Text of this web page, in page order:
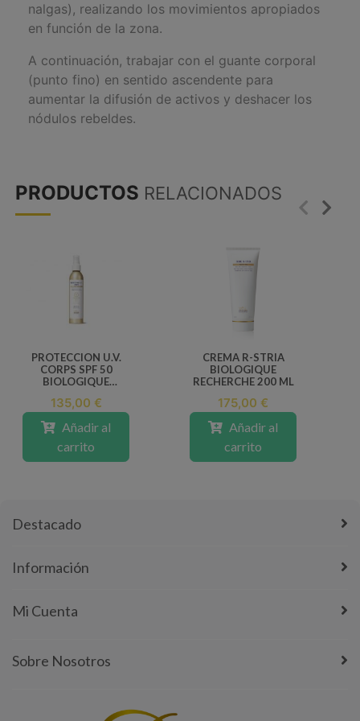
nalgas), realizando los movimientos apropiados
en función de la zona.
A continuación, trabajar con el guante corporal
(punto fino) en sentido ascendente para
aumentar la difusión de activos y deshacer los
nódulos rebeldes.
PRODUCTOS RELACIONADOS
PROTECCION U.V.
CORPS SPF 50
BIOLOGIQUE
135,00 €
Añadir al
carrito
CREMA R-STRIA
BIOLOGIQUE
RECHERCHE 200 ML
175,00 €
Añadir al
carrito
Destacado
Información
Mi Cuenta
Sobre Nosotros